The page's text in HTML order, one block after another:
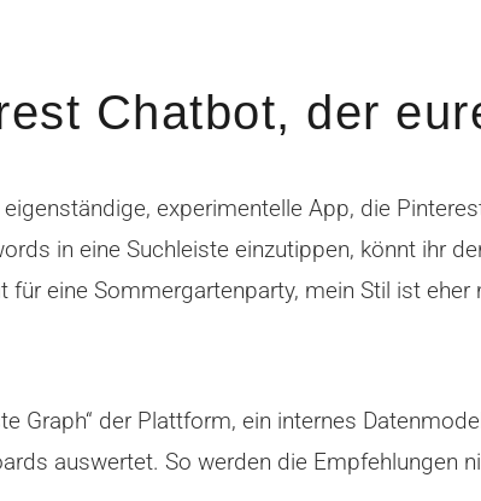
Chatbot, der
eigenständige, experimentelle App, die
in eine Suchleiste einzutippen, könnt ihr
für eine Sommergartenparty, mein Stil ist
Graph“ der Plattform, ein internes
auswertet. So werden die Empfehlungen